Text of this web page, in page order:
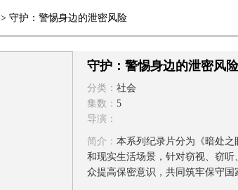
财经 综艺 中文国际 体育
> 守护：警惕身边的泄密风险
守护：警惕身边的泄密风险
分类： 社会
集数： 5
导演：
简介： 本系列纪录片分为《暗处之
和现实生活场景，针对窃视、窃
众提高保密意识，共同筑牢保守国